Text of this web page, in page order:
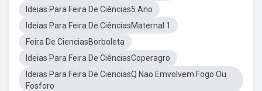
Ideias Para Feira De Ciências5 Ano
Ideias Para Feira De CiênciasMaternal 1
Feira De CienciasBorboleta
Ideias Para Feira De CiênciasCoperagro
Ideias Para Feira De CienciasQ Nao Emvolvem Fogo Ou
Fosforo